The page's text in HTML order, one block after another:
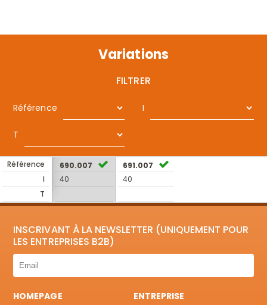
Variations
FILTRER
Référence I
T
Référence
I
T
690.007
40
691.007
40
INSCRIVANT À LA NEWSLETTER (UNIQUEMENT POUR
LES ENTREPRISES B2B)
HOMEPAGE
ENTREPRISE